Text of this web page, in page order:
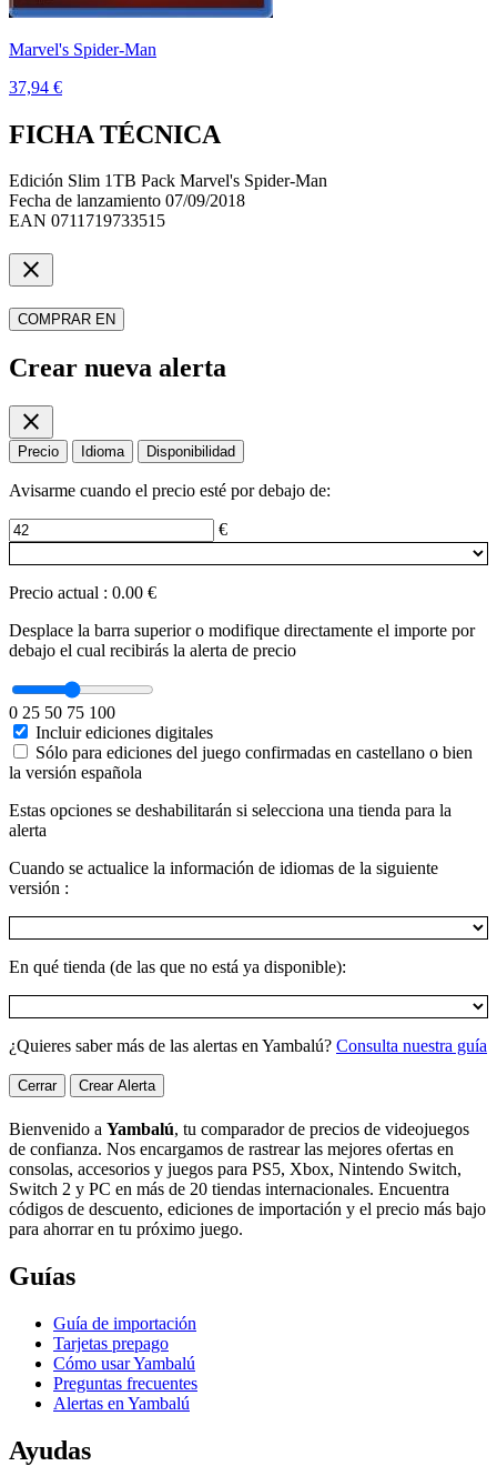
Marvel's Spider-Man
37,94 €
FICHA TÉCNICA
Edición Slim 1TB Pack Marvel's Spider-Man
Fecha de lanzamiento 07/09/2018
EAN 0711719733515
close
COMPRAR EN
Crear nueva alerta
close
Precio Idioma Disponibilidad
Avisarme cuando el precio esté por debajo de:
€
Precio actual : 0.00 €
Desplace la barra superior o modifique directamente el importe por
debajo el cual recibirás la alerta de precio
0 25 50 75 100
Incluir ediciones digitales
Sólo para ediciones del juego confirmadas en castellano o bien
la versión española
Estas opciones se deshabilitarán si selecciona una tienda para la
alerta
Cuando se actualice la información de idiomas de la siguiente
versión :
En qué tienda (de las que no está ya disponible):
¿Quieres saber más de las alertas en Yambalú? Consulta nuestra guía
Cerrar Crear Alerta
Bienvenido a Yambalú, tu comparador de precios de videojuegos
de confianza. Nos encargamos de rastrear las mejores ofertas en
consolas, accesorios y juegos para PS5, Xbox, Nintendo Switch,
Switch 2 y PC en más de 20 tiendas internacionales. Encuentra
códigos de descuento, ediciones de importación y el precio más bajo
para ahorrar en tu próximo juego.
Guías
Guía de importación
Tarjetas prepago
Cómo usar Yambalú
Preguntas frecuentes
Alertas en Yambalú
Ayudas